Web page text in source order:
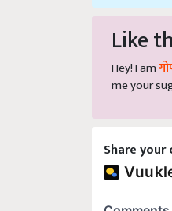
Like
Hey! I am
me your
Share